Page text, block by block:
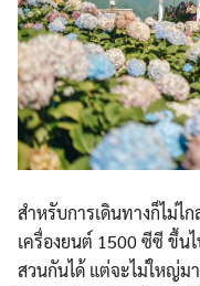
สำหรับการเดินทางก็ไม่ไ
เครื่องยนต์ 1500 ซีซี ขึ้น
สวนกันได้ แต่จะไม่ใหญ่ม